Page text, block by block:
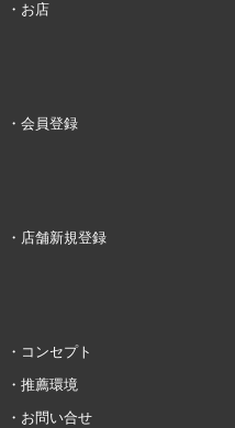
お店
会員登録
店舗新規登録
コンセプト
推薦環境
お問い合せ